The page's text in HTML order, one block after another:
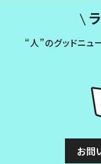
“人”のグッドニュ
お問